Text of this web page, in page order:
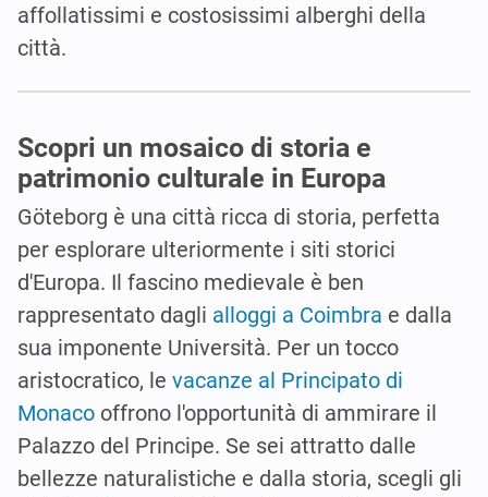
affollatissimi e costosissimi alberghi della
città.
Scopri un mosaico di storia e
patrimonio culturale in Europa
Göteborg è una città ricca di storia, perfetta
per esplorare ulteriormente i siti storici
d'Europa. Il fascino medievale è ben
rappresentato dagli alloggi a Coimbra e dalla
sua imponente Università. Per un tocco
aristocratico, le vacanze al Principato di
Monaco offrono l'opportunità di ammirare il
Palazzo del Principe. Se sei attratto dalle
bellezze naturalistiche e dalla storia, scegli gli